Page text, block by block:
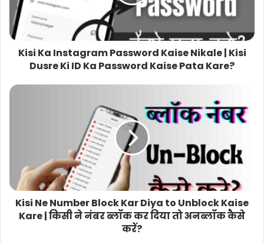
Kisi Ka Instagram Password Kaise Nikale | Kisi
Dusre Ki ID Ka Password Kaise Pata Kare?
Kisi Ne Number Block Kar Diya to Unblock Kaise
Kare | किसी ने नंबर ब्लॉक कर दिया तो अनब्लॉक कैसे
करें?